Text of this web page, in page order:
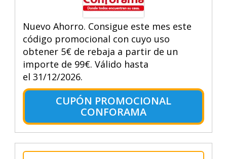
Nuevo Ahorro. Consigue este mes este
código promocional con cuyo uso
obtener 5€ de rebaja a partir de un
importe de 99€. Válido hasta
el 31/12/2026.
CUPÓN PROMOCIONAL
CONFORAMA